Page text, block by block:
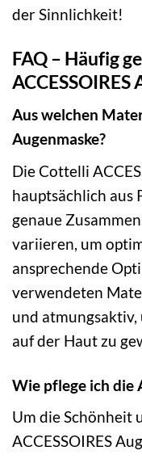
der Sinnlichkeit!
FAQ – Häufig
ACCESSOIRES
Aus welchen
Augenmaske?
Die Cottelli
hauptsächlich aus
genaue
variieren, um
ansprechende
verwendeten
und atmungsaktiv,
auf der Haut zu
Wie pflege ich die
Um die
ACCESSOIRES